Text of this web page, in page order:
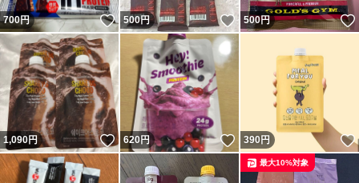
700円 いいね！
500円 いいね！
500円
1,090円 いいね！
620円 いいね！
390円
最大10%対象